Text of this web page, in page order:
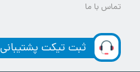
تماس با ما
ثبت تیکت پشتیبانی